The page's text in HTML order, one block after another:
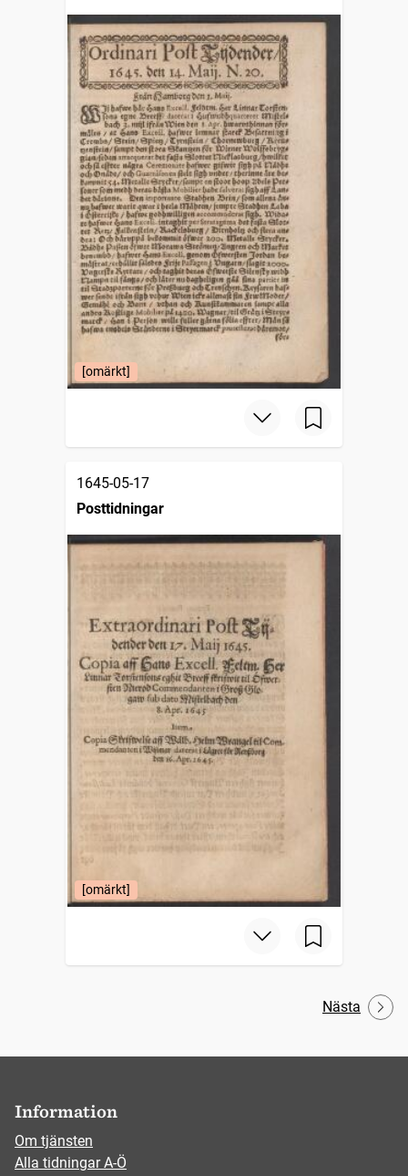
[omärkt]
1645-05-17
Posttidningar
[omärkt]
Nästa
Information
Om tjänsten
Alla tidningar A-Ö